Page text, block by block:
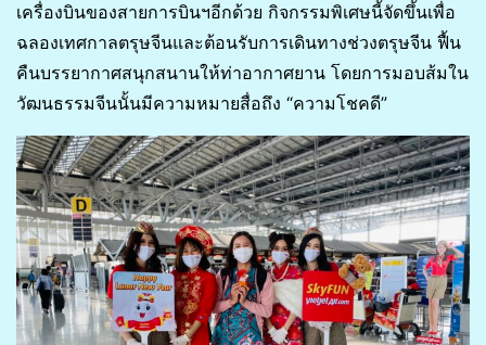
เครื่องบินของสายการบินฯอีกด้วย กิจกรรมพิเศษนี้จัดขึ้นเพื่อ
ฉลองเทศกาลตรุษจีนและต้อนรับการเดินทางช่วงตรุษจีน ฟื้น
คืนบรรยากาศสนุกสนานให้ท่าอากาศยาน โดยการมอบส้มใน
วัฒนธรรมจีนนั้นมีความหมายสื่อถึง “ความโชคดี”